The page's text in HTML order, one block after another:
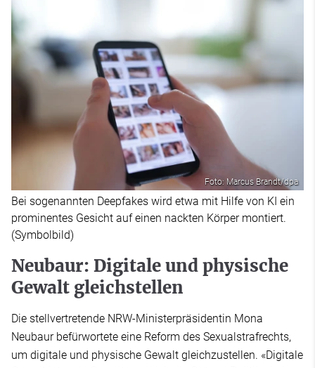
Foto: Marcus Brandt/dpa
Bei sogenannten Deepfakes wird etwa mit Hilfe von KI ein
prominentes Gesicht auf einen nackten Körper montiert.
(Symbolbild)
Neubaur: Digitale und physische
Gewalt gleichstellen
Die stellvertretende NRW-Ministerpräsidentin Mona
Neubaur befürwortete eine Reform des Sexualstrafrechts,
um digitale und physische Gewalt gleichzustellen. «Digitale